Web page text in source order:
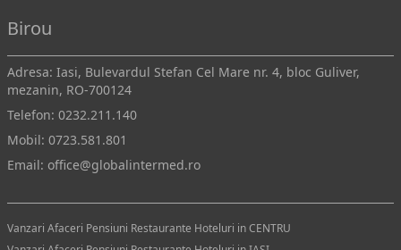
Birou
Adresa: Iasi, Bulevardul Stefan Cel Mare nr. 4, bloc Guliver,
mezanin, RO-700124
Telefon: 0232.211.140
Mobil: 0723.581.801
Email: office@globalintermed.ro
Vanzari Afaceri Pensiuni Restaurante Hoteluri in CENTRU